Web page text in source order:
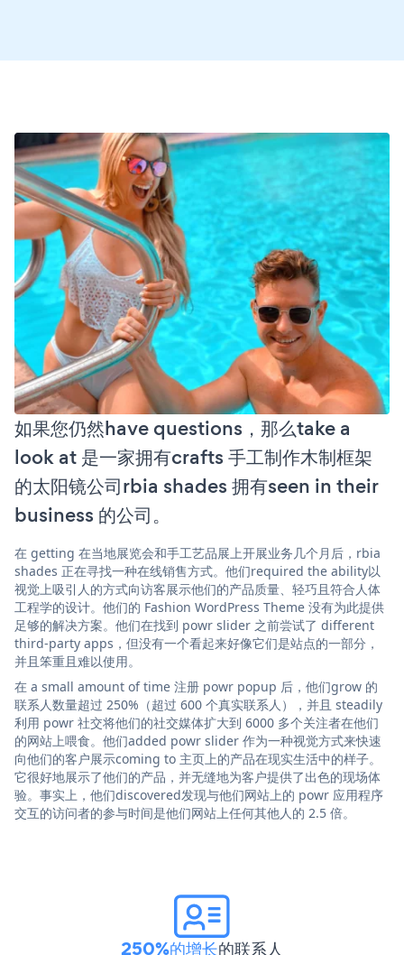
如果您仍然have questions，那么take a
look at 是一家拥有crafts 手工制作木制框架
的太阳镜公司rbia shades 拥有seen in their
business 的公司。
在 getting 在当地展览会和手工艺品展上开展业务几个月后，rbia
shades 正在寻找一种在线销售方式。他们required the ability以
视觉上吸引人的方式向访客展示他们的产品质量、轻巧且符合人体
工程学的设计。他们的 Fashion WordPress Theme 没有为此提供
足够的解决方案。他们在找到 powr slider 之前尝试了 different
third-party apps，但没有一个看起来好像它们是站点的一部分，
并且笨重且难以使用。
在 a small amount of time 注册 powr popup 后，他们grow 的
联系人数量超过 250%（超过 600 个真实联系人），并且 steadily
利用 powr 社交将他们的社交媒体扩大到 6000 多个关注者在他们
的网站上喂食。他们added powr slider 作为一种视觉方式来快速
向他们的客户展示coming to 主页上的产品在现实生活中的样子。
它很好地展示了他们的产品，并无缝地为客户提供了出色的现场体
验。事实上，他们discovered发现与他们网站上的 powr 应用程序
交互的访问者的参与时间是他们网站上任何其他人的 2.5 倍。
250%的增长的联系人